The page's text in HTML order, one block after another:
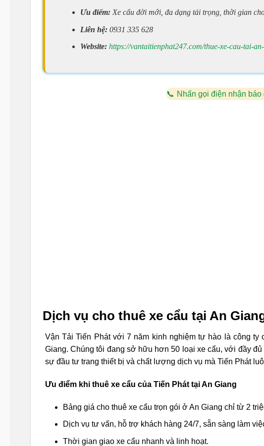
Ưu điểm: Xe cẩu đời mới, đa dạng tải trọng, thời gian
Liên hệ:0931 335 628
Website: https://vantaitienphat247.com/thue-xe-cau-tai-
Nhấn gọi điện nhận
Dịch vụ cho thuê xe cẩu tại An
Vận Tải Tiến Phát với 7 năm kinh nghiệm tự hào là công ty
Giang. Chúng tôi đang sở hữu hơn 50 loại xe cẩu, với đầy
sự đầu tư trang thiết bị và chất lượng dịch vụ mà Tiến Phát
Ưu điểm khi thuê xe cẩu của Tiến Phát tại An Giang
Bảng giá cho thuê xe cẩu trọn gói ở An Giang chỉ từ 2
Dịch vụ tư vấn, hỗ trợ khách hàng 24/7, sẵn sàng làm
Thời gian giao xe cẩu nhanh và linh hoạt.